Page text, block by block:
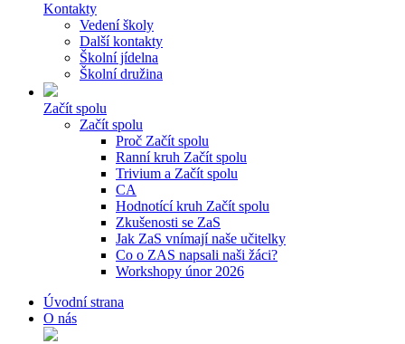
Kontakty
Vedení školy
Další kontakty
Školní jídelna
Školní družina
Začít spolu
Začít spolu
Proč Začít spolu
Ranní kruh Začít spolu
Trivium a Začít spolu
CA
Hodnotící kruh Začít spolu
Zkušenosti se ZaS
Jak ZaS vnímají naše učitelky
Co o ZAS napsali naši žáci?
Workshopy únor 2026
Úvodní strana
O nás